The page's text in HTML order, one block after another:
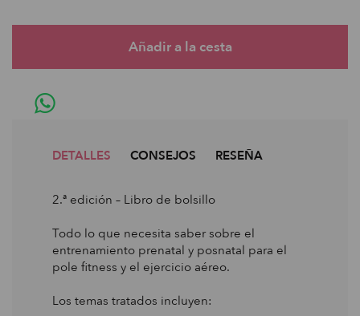
DETALLES CONSEJOS RESEÑA
2.ª edición – Libro de bolsillo
Todo lo que necesita saber sobre el
entrenamiento prenatal y posnatal para el
pole fitness y el ejercicio aéreo.
Los temas tratados incluyen: